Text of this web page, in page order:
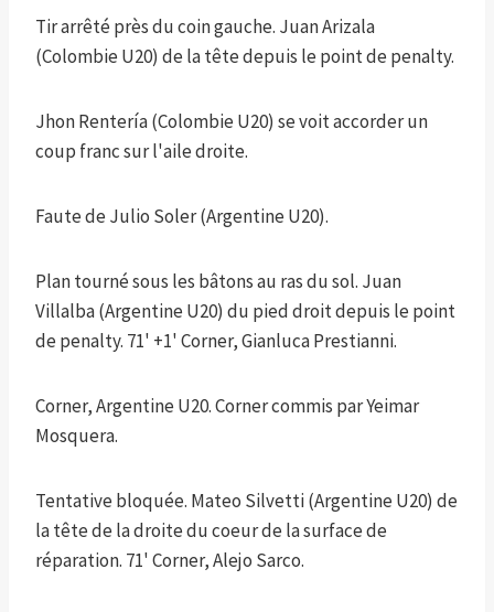
Tir arrêté près du coin gauche. Juan Arizala
(Colombie U20) de la tête depuis le point de penalty.
Jhon Rentería (Colombie U20) se voit accorder un
coup franc sur l'aile droite.
Faute de Julio Soler (Argentine U20).
Plan tourné sous les bâtons au ras du sol. Juan
Villalba (Argentine U20) du pied droit depuis le point
de penalty. 71' +1' Corner, Gianluca Prestianni.
Corner, Argentine U20. Corner commis par Yeimar
Mosquera.
Tentative bloquée. Mateo Silvetti (Argentine U20) de
la tête de la droite du coeur de la surface de
réparation. 71' Corner, Alejo Sarco.